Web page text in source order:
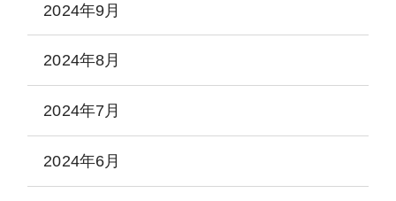
2024年9月
2024年8月
2024年7月
2024年6月